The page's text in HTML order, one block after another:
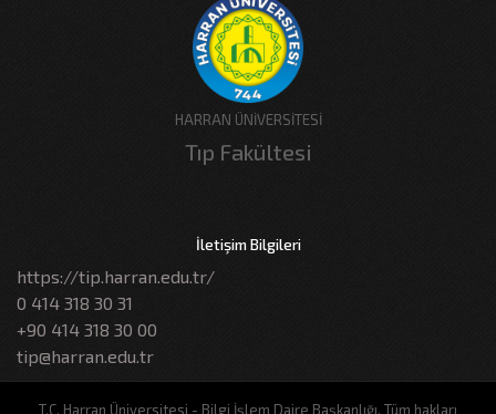
HARRAN ÜNİVERSİTESİ
Tıp Fakültesi
İletişim Bilgileri
https://tip.harran.edu.tr/
0 414 318 30 31
+90 414 318 30 00
tip@harran.edu.tr
T.C. Harran Üniversitesi - Bilgi İşlem Daire Başkanlığı, Tüm hakları